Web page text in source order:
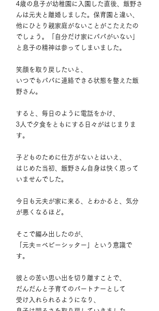
4歳の息子が幼稚園に入園した直後、飯野さ
んは元夫と離婚しました。保育園と違い、
他にひとり親家庭がないことがこたえたの
でしょう。「自分だけ家にパパがいない」
と息子の精神は参ってしまいました。
笑顔を取り戻したいと、
いつでもパパに連絡できる状態を整えた飯
野さん。
すると、毎日のように電話をかけ、
3人で夕食をともにする日々がはじまりま
す。
子どものために仕方がないとはいえ、
はじめた当初、飯野さん自身は快く思って
いませんでした。
今日も元夫が家に来る、とわかると、気分
が悪くなるほど。
そこで編み出したのが、
「元夫＝ベビーシッター」という意識で
す。
彼との苦い思い出を切り離すことで、
だんだんと子育てのパートナーとして
受け入れられるようになり、